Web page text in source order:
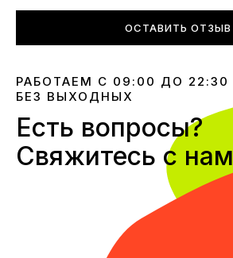
ОСТАВИТЬ ОТЗЫВ
РАБОТАЕМ С 09:00 ДО 22:30
БЕЗ ВЫХОДНЫХ
Есть вопросы?
Свяжитесь с